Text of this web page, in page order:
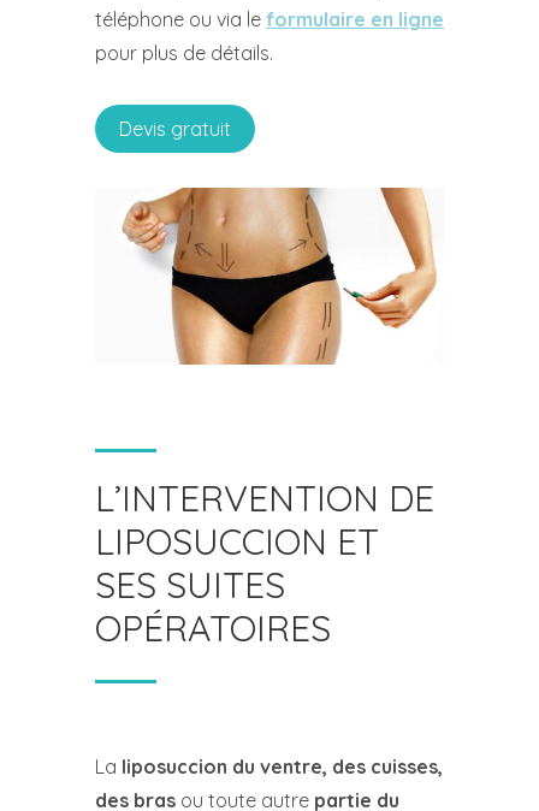
téléphone ou via le formulaire en ligne
pour plus de détails.
Devis gratuit
L’INTERVENTION DE
LIPOSUCCION ET
SES SUITES
OPÉRATOIRES
La liposuccion du ventre, des cuisses,
des bras ou toute autre partie du